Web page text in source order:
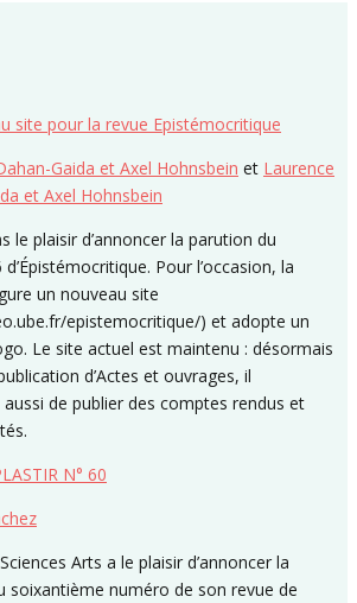
site pour la revue Epistémocritique
Gaida et Axel Hohnsbein et Laurence
et Axel Hohnsbein
le plaisir d’annoncer la parution du
Pour l’occasion, la
un nouveau site
epistemocritique/) et adopte un
Le site actuel est maintenu : désormais
d’Actes et ouvrages, il
de publier des comptes rendus et
N° 60
Arts a le plaisir d’annoncer la
soixantième numéro de son revue de